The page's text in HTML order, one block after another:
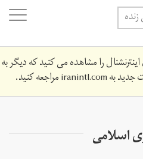
را مشاهده می کنید که دیگر به
جدید بهiranintl.comمراجعه کنید.
اسلامی